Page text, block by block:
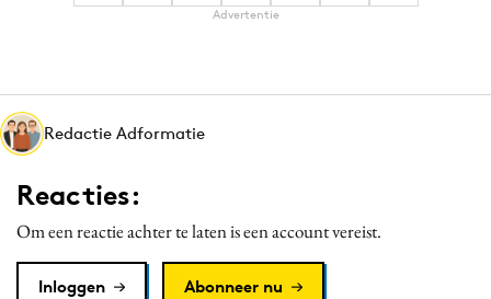
Martech
Media
Merkstrategie
Purpose Marketing
Advertentie
Redactie Adformatie
Reacties:
Om een reactie achter te laten is een account vereist.
Inloggen Abonneer nu